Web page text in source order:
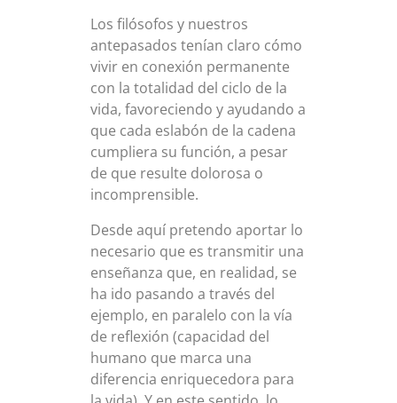
Los filósofos y nuestros
antepasados tenían claro cómo
vivir en conexión permanente
con la totalidad del ciclo de la
vida, favoreciendo y ayudando a
que cada eslabón de la cadena
cumpliera su función, a pesar
de que resulte dolorosa o
incomprensible.
Desde aquí pretendo aportar lo
necesario que es transmitir una
enseñanza que, en realidad, se
ha ido pasando a través del
ejemplo, en paralelo con la vía
de reflexión (capacidad del
humano que marca una
diferencia enriquecedora para